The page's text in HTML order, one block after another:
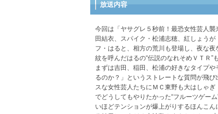
放送内容
今回は「ヤサグレ５秒前！最恐女性芸人
田結衣、スパイク・松浦志穂、紅しょう
フ・はると、相方の荒川も登場し、夜な
紋を呼んだはるの“伝説のなれそめＶＴＲ”
まずは吉田、稲田、松浦の好きなタイプ
るのか？」というストレートな質問が飛
スな女性芸人たちにＭＣ東野も大はしゃ
でどうしてもやりたかった“フルーツゲー
いほどテンションが爆上がりするほんこ